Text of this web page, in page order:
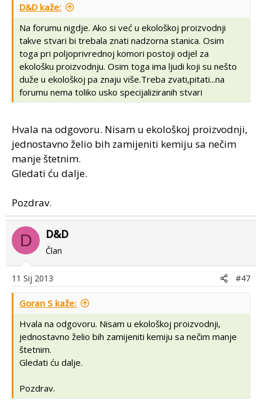
D&D kaže:
Na forumu nigdje. Ako si već u ekološkoj proizvodnji
takve stvari bi trebala znati nadzorna stanica. Osim
toga pri poljoprivrednoj komori postoji odjel za
ekološku proizvodnju. Osim toga ima ljudi koji su nešto
duže u ekološkoj pa znaju više.Treba zvati,pitati...na
forumu nema toliko usko specijaliziranih stvari
Hvala na odgovoru. Nisam u ekološkoj proizvodnji,
jednostavno želio bih zamijeniti kemiju sa nečim
manje štetnim.
Gledati ću dalje.
Pozdrav.
D D&D
Član
11 Sij 2013 #47
Goran S kaže:
Hvala na odgovoru. Nisam u ekološkoj proizvodnji,
jednostavno želio bih zamijeniti kemiju sa nečim manje
štetnim.
Gledati ću dalje.
Pozdrav.